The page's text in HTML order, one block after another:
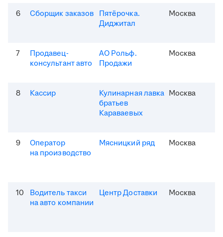
6 Сборщик заказов Пятёрочка.
Диджитал
Москва
7
Продавец-
консультант авто
АО Рольф.
Продажи
Москва
8 Кассир
Кулинарная лавка
братьев
Караваевых
Москва
9
Оператор
на производство
Мясницкий ряд Москва
10
Водитель такси
на авто компании
Центр Доставки Москва